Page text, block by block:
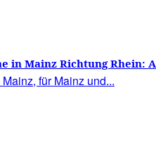
in Mainz Richtung Rhein:
– Haben die Mainzer